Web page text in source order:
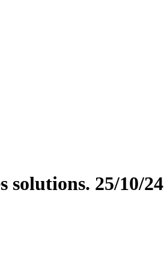
solutions. 25/10/24